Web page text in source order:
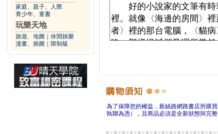
家庭、親子、人際
青少年、童書
玩樂天地
旅遊、地圖
休閒娛樂
漫畫、插圖
限制級
為了保障您的權益，新絲路網路書店所購
執聯為憑），且商品必須是全新狀態與完